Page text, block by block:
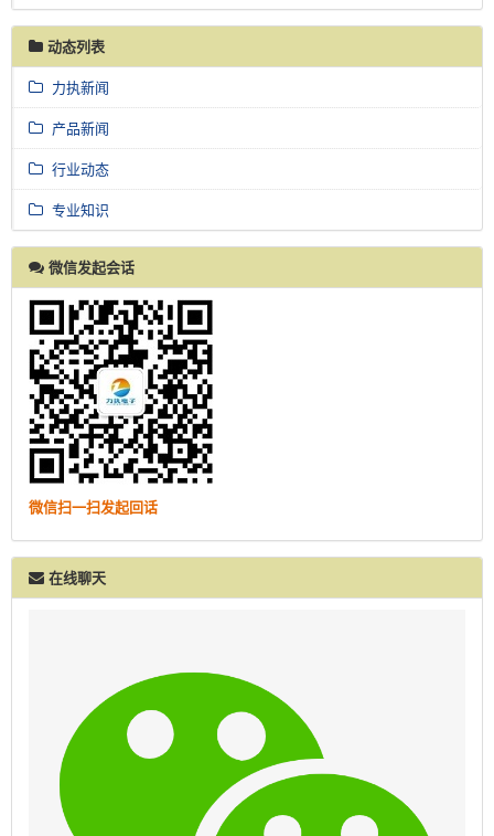
动态列表
力执新闻
产品新闻
行业动态
专业知识
微信发起会话
微信扫一扫发起回话
在线聊天